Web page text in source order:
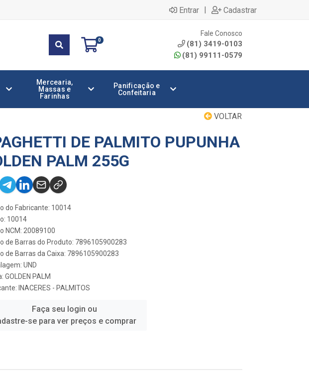
Entrar | Cadastrar
0
Fale Conosco
(81) 3419-0103
(81) 99111-0579
Mercearia,
Massas e
Farinhas
Panificação e
Confeitaria
VOLTAR
DE PALMITO PUPUNHA
PALM 255G
do Fabricante: 10014
10014
NCM: 20089100
de Barras do Produto: 7896105900283
de Barras da Caixa: 7896105900283
UND
GOLDEN PALM
INACERES - PALMITOS
Faça seu login ou
se para ver preços e comprar